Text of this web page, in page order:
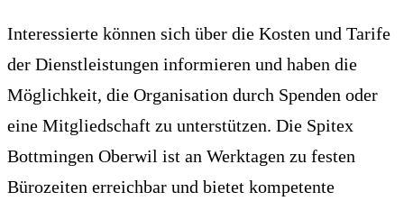
Interessierte können sich über die Kosten und Tarife
der Dienstleistungen informieren und haben die
Möglichkeit, die Organisation durch Spenden oder
eine Mitgliedschaft zu unterstützen. Die Spitex
Bottmingen Oberwil ist an Werktagen zu festen
Bürozeiten erreichbar und bietet kompetente